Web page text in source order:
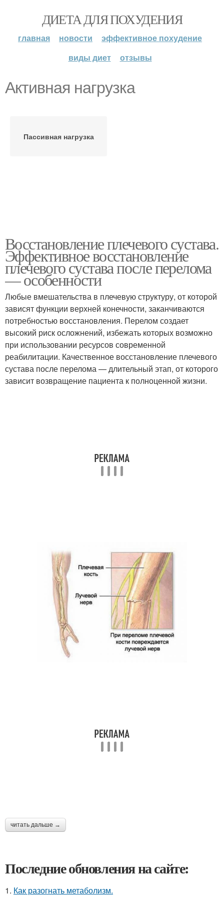
ДИЕТА ДЛЯ ПОХУДЕНИЯ
главная новости
эффективное похудение
виды диет
отзывы
Активная нагрузка
Пассивная нагрузка
Восстановление плечевого сустава.
Эффективное восстановление
плечевого сустава после перелома
— особенности
Любые вмешательства в плечевую структуру, от которой
зависят функции верхней конечности, заканчиваются
потребностью восстановления. Перелом создает
высокий риск осложнений, избежать которых возможно
при использовании ресурсов современной
реабилитации. Качественное восстановление плечевого
сустава после перелома — длительный этап, от которого
зависит возвращение пациента к полноценной жизни.
читать дальше →
Последние обновления на сайте:
1. Как разогнать метаболизм.